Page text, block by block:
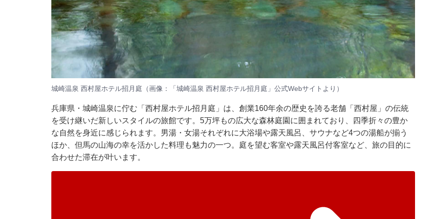
城崎温泉 西村屋ホテル招月庭（画像：「城崎温泉 西村屋ホテル招月庭」公式Webサイトより）
兵庫県・城崎温泉に佇む「西村屋ホテル招月庭」は、創業160年余の歴史を誇る老舗「西村屋」の伝統
を受け継いだ新しいスタイルの旅館です。5万坪もの広大な森林庭園に囲まれており、四季折々の豊か
な自然を身近に感じられます。男湯・女湯それぞれに大浴場や露天風呂、サウナなど4つの湯船が揃う
ほか、但馬の山海の幸を活かした料理も魅力の一つ。庭を望む客室や露天風呂付客室など、旅の目的に
合わせた滞在が叶います。